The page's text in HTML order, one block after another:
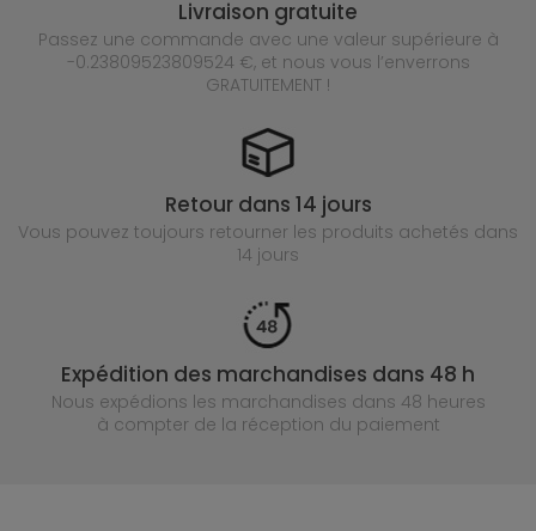
Livraison gratuite
Passez une commande avec une valeur supérieure à
-0.23809523809524 €, et nous vous l’enverrons
GRATUITEMENT !
Retour dans 14 jours
Vous pouvez toujours retourner les produits achetés dans
14 jours
Expédition des marchandises dans 48 h
Nous expédions les marchandises dans 48 heures
à compter de la réception du paiement